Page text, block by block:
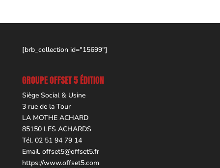
[brb_collection id="15699"]
GROUPE OFFSET 5 ÉDITION
Siège Social & Usine
3 rue de la Tour
LA MOTHE ACHARD
85150 LES ACHARDS
Tél. 02 51 94 79 14
Email. offset5@offset5.fr
https://www.offset5.com